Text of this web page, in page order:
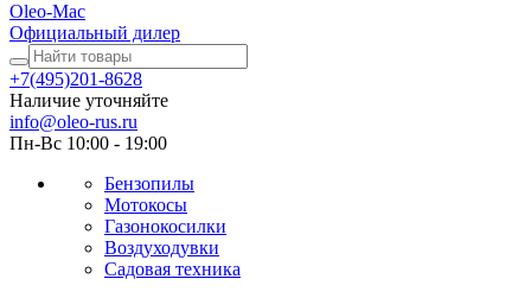
Oleo-Mac
Официальный дилер
+7(495)201-8628
Наличие уточняйте
info@oleo-rus.ru
Пн-Вс 10:00 - 19:00
Бензопилы
Мотокосы
Газонокосилки
Воздуходувки
Садовая техника